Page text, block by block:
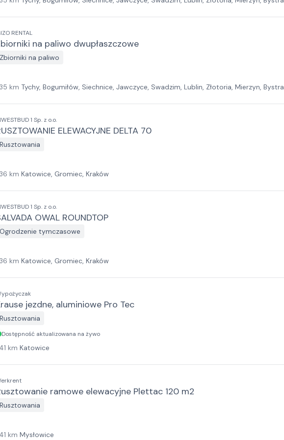
RENTAL
na paliwo dwupłaszczowe
Zbiorniki na paliwo
35 km Tychy, Bogumiłów, Siechnice, Jawczyce, Swadzim, Lublin, Złotoria, Mierzyn, Bystra
1 Sp. z o.o.
ELEWACYJNE DELTA 70
Rusztowania
36 km Katowice, Gromiec, Kraków
1 Sp. z o.o.
OWAL ROUNDTOP
Ogrodzenie tymczasowe
36 km Katowice, Gromiec, Kraków
jezdne, aluminiowe Pro Tec
Rusztowania
Dostępność aktualizowana na żywo
41 km Katowice
ramowe elewacyjne Plettac 120 m2
Rusztowania
41 km Mysłowice